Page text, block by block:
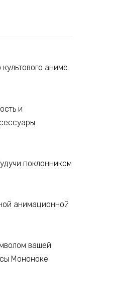
аниме.
и
поклонником
анимационной
вашей
Мононоке